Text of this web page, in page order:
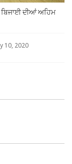
ਬਿਜਾਈ ਦੀਆਂ ਅਹਿਮ
10, 2020